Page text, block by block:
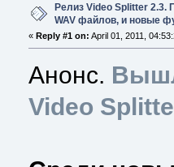
Релиз Video Splitter 2.3.
WAV файлов, и новые
« Reply #1 on: April 01, 2011,
Анонс.
Video